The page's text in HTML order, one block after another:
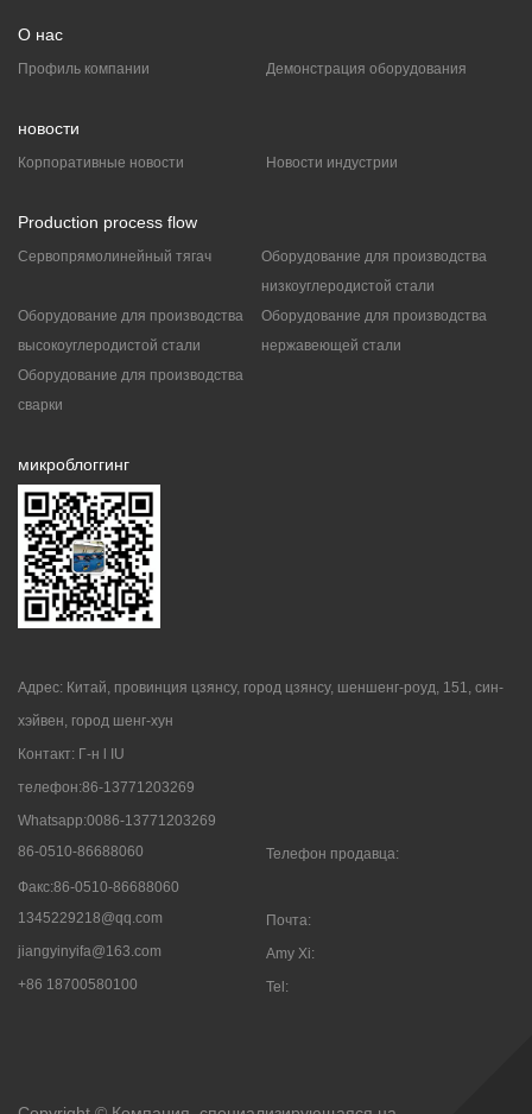
О нас
Профиль компании Демонстрация оборудования
новости
Корпоративные новости Новости индустрии
Production process flow
Сервопрямолинейный тягач
Оборудование для производства
низкоуглеродистой стали
Оборудование для производства
высокоуглеродистой стали
Оборудование для производства
нержавеющей стали
Оборудование для производства
сварки
микроблоггинг
Адрес: Китай, провинция цзянсу, город цзянсу, шеншенг-роуд, 151, син-
хэйвен, город шенг-хун
Контакт: Г-н l IU
телефон:86-13771203269
Whatsapp:0086-13771203269
Телефон продавца:
86-0510-86688060
Факс:86-0510-86688060
Почта:
1345229218@qq.com
Amy Xi:
jiangyinyifa@163.com
Tel:
+86 18700580100